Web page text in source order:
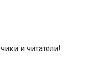
и читатели!